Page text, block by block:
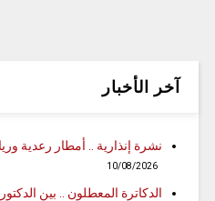
آخر الأخبار
نشرة إنذارية .. أمطار رعدية
10/08/2026
الدكاترة المعطلون .. بين